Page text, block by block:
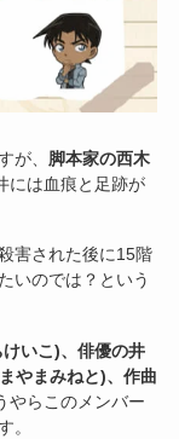
が、 脚本家の西木
には血痕と足跡が
害された後に15階
いのでは？という
いこ)、俳優の井
やまみねと)、作曲
やらこのメンバー
。